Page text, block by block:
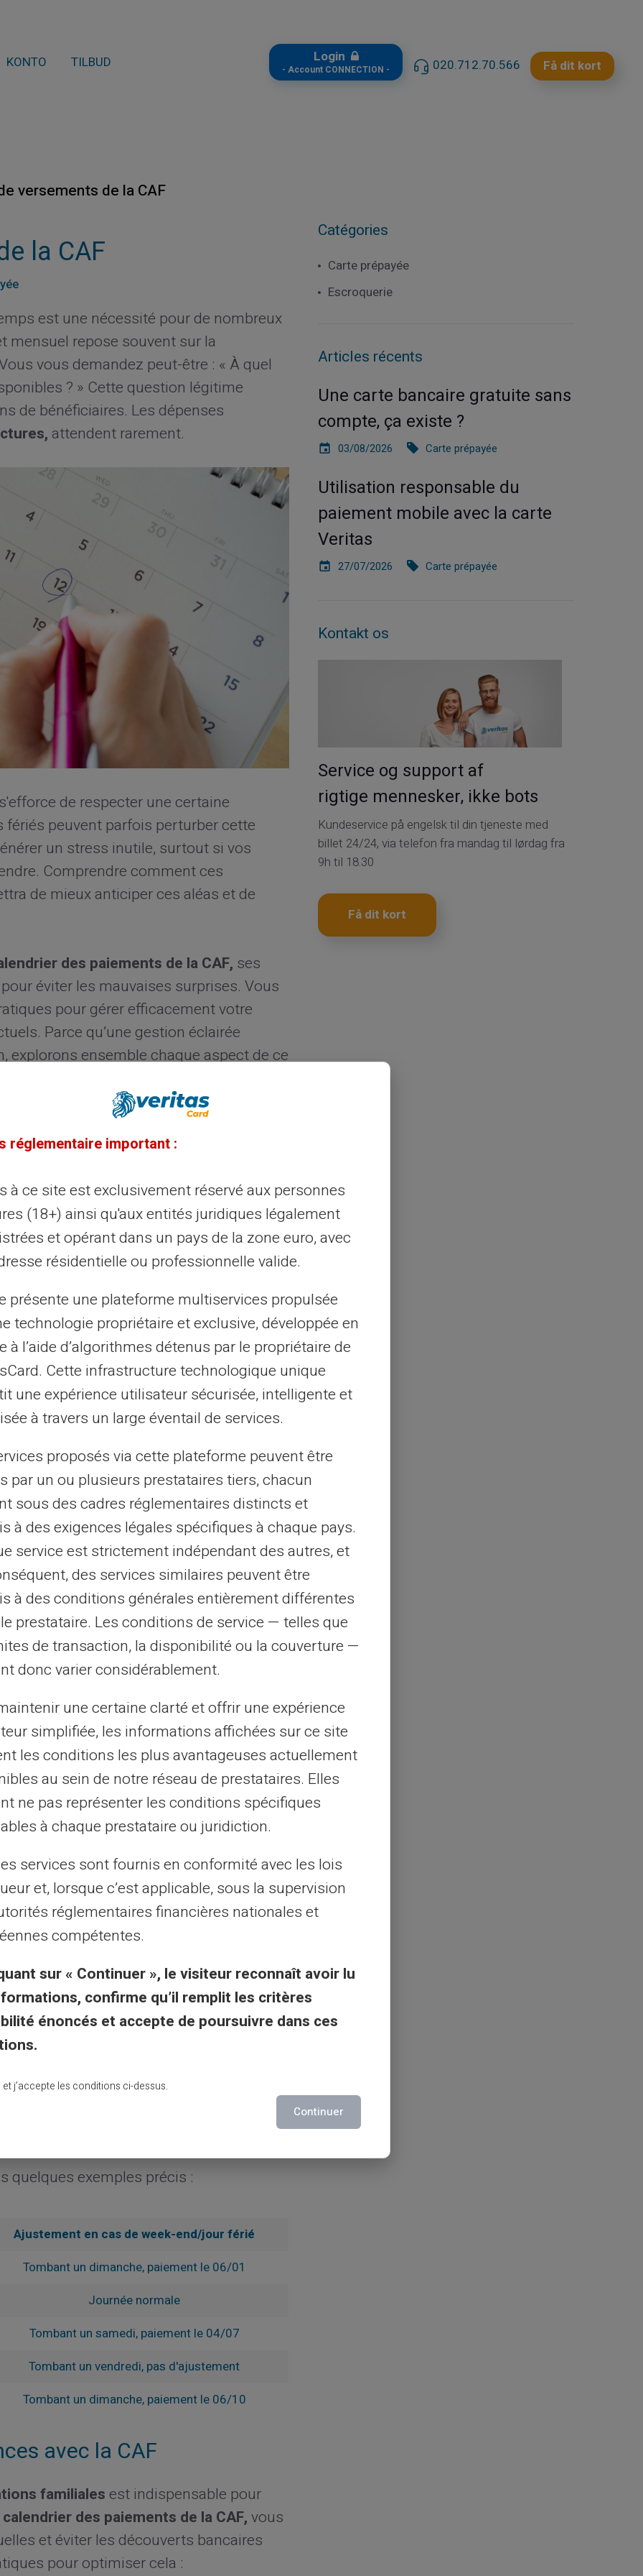
KONTO TILBUD Login
- Account CONNECTION - 020.712.70.566 Få dit kort
versements de la CAF
la CAF
est une nécessité pour de nombreux
mensuel repose souvent sur la
vous demandez peut-être : « À quel
? » Cette question légitime
de bénéficiaires. Les dépenses
attendent rarement.
s'efforce de respecter une certaine
peuvent parfois perturber cette
un stress inutile, surtout si vos
Comprendre comment ces
de mieux anticiper ces aléas et de
des paiements de la CAF, ses
éviter les mauvaises surprises. Vous
pour gérer efficacement votre
Parce qu’une gestion éclairée
ensemble chaque aspect de ce
paiements de la CAF
effectuer ses
autour du5 de chaque mois.
circonstances. Nous allons
afin que vous soyez mieux
de garantir une régularité et une
si la date effective d'arrivée des
toujours prévoir assez précisément
anodin. Il permet aux bénéficiaires de
où les factures et les dépenses
donc à maintenir un certain équilibre
cette date peut être modifiée s'il tombe
si le 5 est un samedi, dimanche ou
avancé ou retardé d'un ou deux jours
fériés sur les versements
il s'agit de finances. Comprendre
affectent lecalendrier des paiements
règles générales :
paiement doit être effectué le vendredi
se fait généralement le lundi
est souvent reporté ou avancé d'un
les retards et d'assurer que les
pendant plusieurs jours suite
quelques exemples précis :
Ajustement en cas de week-end/jour férié
Tombant un dimanche, paiement le 06/01
Journée normale
Tombant un samedi, paiement le 04/07
Tombant un vendredi, pas d'ajustement
Tombant un dimanche, paiement le 06/10
avec la CAF
familialesest indispensable pour
calendrier des paiements de la CAF,vous
et éviter les découverts bancaires
pour optimiser cela :
Catégories
Carte prépayée
Escroquerie
Articles récents
Une carte bancaire gratuite sans
compte, ça existe ?
03/08/2026 Carte prépayée
Utilisation responsable du
paiement mobile avec la carte
Veritas
27/07/2026 Carte prépayée
Kontakt os
Service og support af
rigtige mennesker, ikke bots
Kundeservice på engelsk til din tjeneste med
billet 24/24, via telefon fra mandag til lørdag fra
9h til 18.30
Få dit kort
réglementaire important :
à ce site est exclusivement réservé aux personnes
(18+) ainsi qu'aux entités juridiques légalement
et opérant dans un pays de la zone euro, avec
résidentielle ou professionnelle valide.
présente une plateforme multiservices propulsée
technologie propriétaire et exclusive, développée en
à l’aide d’algorithmes détenus par le propriétaire de
Cette infrastructure technologique unique
une expérience utilisateur sécurisée, intelligente et
à travers un large éventail de services.
proposés via cette plateforme peuvent être
par un ou plusieurs prestataires tiers, chacun
sous des cadres réglementaires distincts et
à des exigences légales spécifiques à chaque pays.
service est strictement indépendant des autres, et
des services similaires peuvent être
à des conditions générales entièrement différentes
prestataire. Les conditions de service — telles que
de transaction, la disponibilité ou la couverture —
donc varier considérablement.
une certaine clarté et offrir une expérience
simplifiée, les informations affichées sur ce site
les conditions les plus avantageuses actuellement
au sein de notre réseau de prestataires. Elles
ne pas représenter les conditions spécifiques
à chaque prestataire ou juridiction.
services sont fournis en conformité avec les lois
et, lorsque c’est applicable, sous la supervision
réglementaires financières nationales et
compétentes.
sur « Continuer », le visiteur reconnaît avoir lu
confirme qu’il remplit les critères
énoncés et accepte de poursuivre dans ces
et j’accepte les conditions ci-dessus.
Continuer